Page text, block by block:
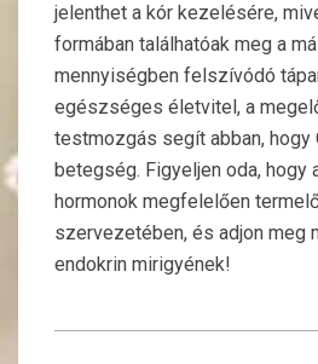
jelenthet a kór kezelésére,
formában találhatóak meg a
mennyiségben felszívódó
egészséges életvitel, a
testmozgás segít abban, hogy
betegség. Figyeljen oda, hogy
hormonok megfelelően
szervezetében, és adjon meg
endokrin mirigyének!